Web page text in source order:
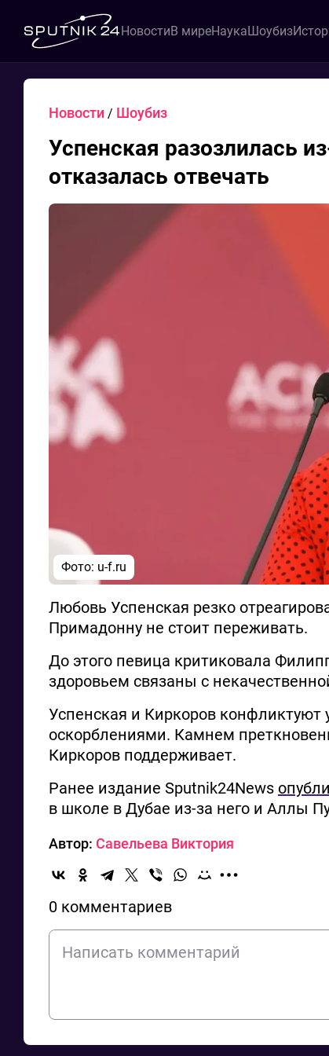
НовостиВ миреНаукаШоубиз
Новости / Шоубиз
Успенская разозлилась
отказалась отвечать
Фото: u-f.ru
Любовь Успенская резко
Примадонну не стоит переживать.
До этого певица критиковала
здоровьем связаны с
Успенская и Киркоров конфликтуют
оскорблениями. Камнем
Киркоров поддерживает.
Ранее издание Sputnik24News
в школе в Дубае из-за него и Аллы
Автор: Савельева Виктория
0 комментариев